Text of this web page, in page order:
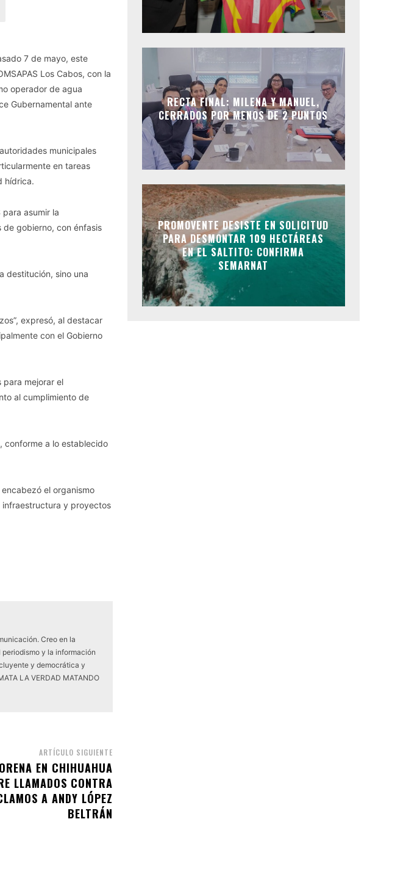
7 de mayo, este
Los Cabos, con la
operador de agua
Gubernamental ante
municipales
en tareas
hídrica.
asumir la
gobierno, con énfasis
destitución, sino una
expresó, al destacar
con el Gobierno
para mejorar el
al cumplimiento de
conforme a lo establecido
el organismo
infraestructura y proyectos
Creo en la
y la información
y democrática y
LA VERDAD MATANDO
ARTÍCULO SIGUIENTE
EN CHIHUAHUA
LLAMADOS CONTRA
A ANDY LÓPEZ
BELTRÁN
RECTA FINAL: MILENA Y MANUEL,
CERRADOS POR MENOS DE 2 PUNTOS
PROMOVENTE DESISTE EN SOLICITUD
PARA DESMONTAR 109 HECTÁREAS
EN EL SALTITO: CONFIRMA
SEMARNAT